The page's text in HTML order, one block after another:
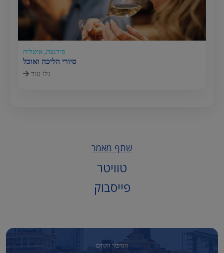
פירנצה, איטליה
סיורי הליכה ואוכל
גלו עוד
שתף מאמר
טוויטר
פייסבוק
הסיפור הקודם